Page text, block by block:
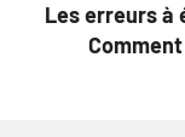
Les erreurs à